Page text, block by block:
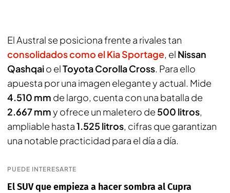
El Austral se posiciona frente a rivales tan
consolidados como el Kia Sportage, el Nissan
Qashqaio elToyota Corolla Cross. Para ello
apuesta por una imagen elegante y actual. Mide
4.510 mm de largo, cuenta con una batalla de
2.667 mmy ofrece un maletero de 500 litros,
ampliable hasta1.525 litros, cifras que garantizan
una notable practicidad para el día a día.
PUEDE INTERESARTE
El SUV que empieza a hacer sombra al Cupra